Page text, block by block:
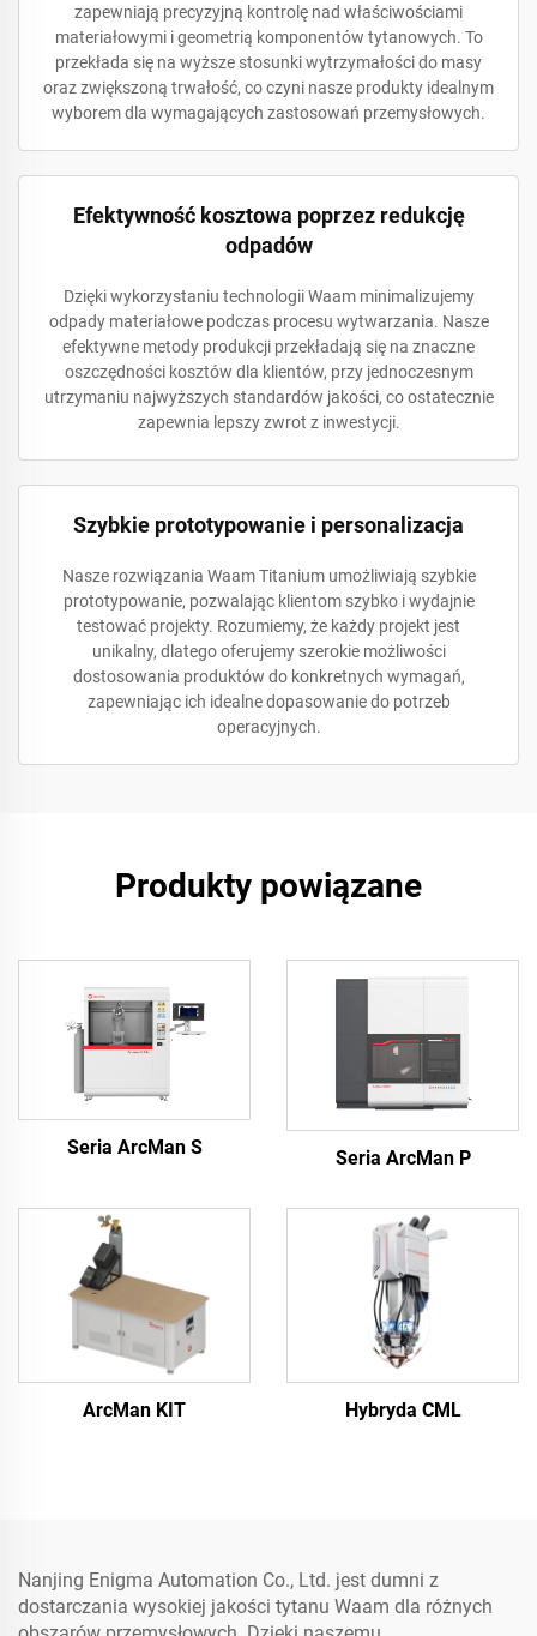
zapewniają precyzyjną kontrolę nad właściwościami
materiałowymi i geometrią komponentów tytanowych. To
przekłada się na wyższe stosunki wytrzymałości do masy
oraz zwiększoną trwałość, co czyni nasze produkty idealnym
wyborem dla wymagających zastosowań przemysłowych.
Efektywność kosztowa poprzez redukcję
odpadów
Dzięki wykorzystaniu technologii Waam minimalizujemy
odpady materiałowe podczas procesu wytwarzania. Nasze
efektywne metody produkcji przekładają się na znaczne
oszczędności kosztów dla klientów, przy jednoczesnym
utrzymaniu najwyższych standardów jakości, co ostatecznie
zapewnia lepszy zwrot z inwestycji.
Szybkie prototypowanie i personalizacja
Nasze rozwiązania Waam Titanium umożliwiają szybkie
prototypowanie, pozwalając klientom szybko i wydajnie
testować projekty. Rozumiemy, że każdy projekt jest
unikalny, dlatego oferujemy szerokie możliwości
dostosowania produktów do konkretnych wymagań,
zapewniając ich idealne dopasowanie do potrzeb
operacyjnych.
Produkty powiązane
Seria ArcMan S Seria ArcMan P
ArcMan KIT Hybryda CML
Nanjing Enigma Automation Co., Ltd. jest dumni z
dostarczania wysokiej jakości tytanu Waam dla różnych